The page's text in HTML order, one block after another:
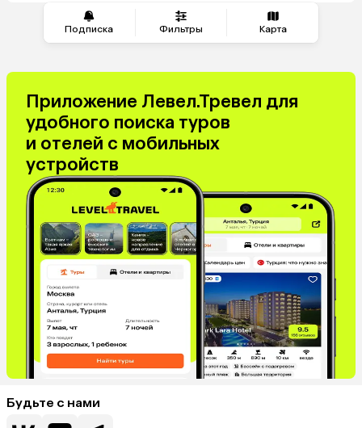
Подписка Фильтры Карта
Приложение Левел.Тревел для
удобного поиска туров
и отелей с мобильных
устройств
Будьте с нами